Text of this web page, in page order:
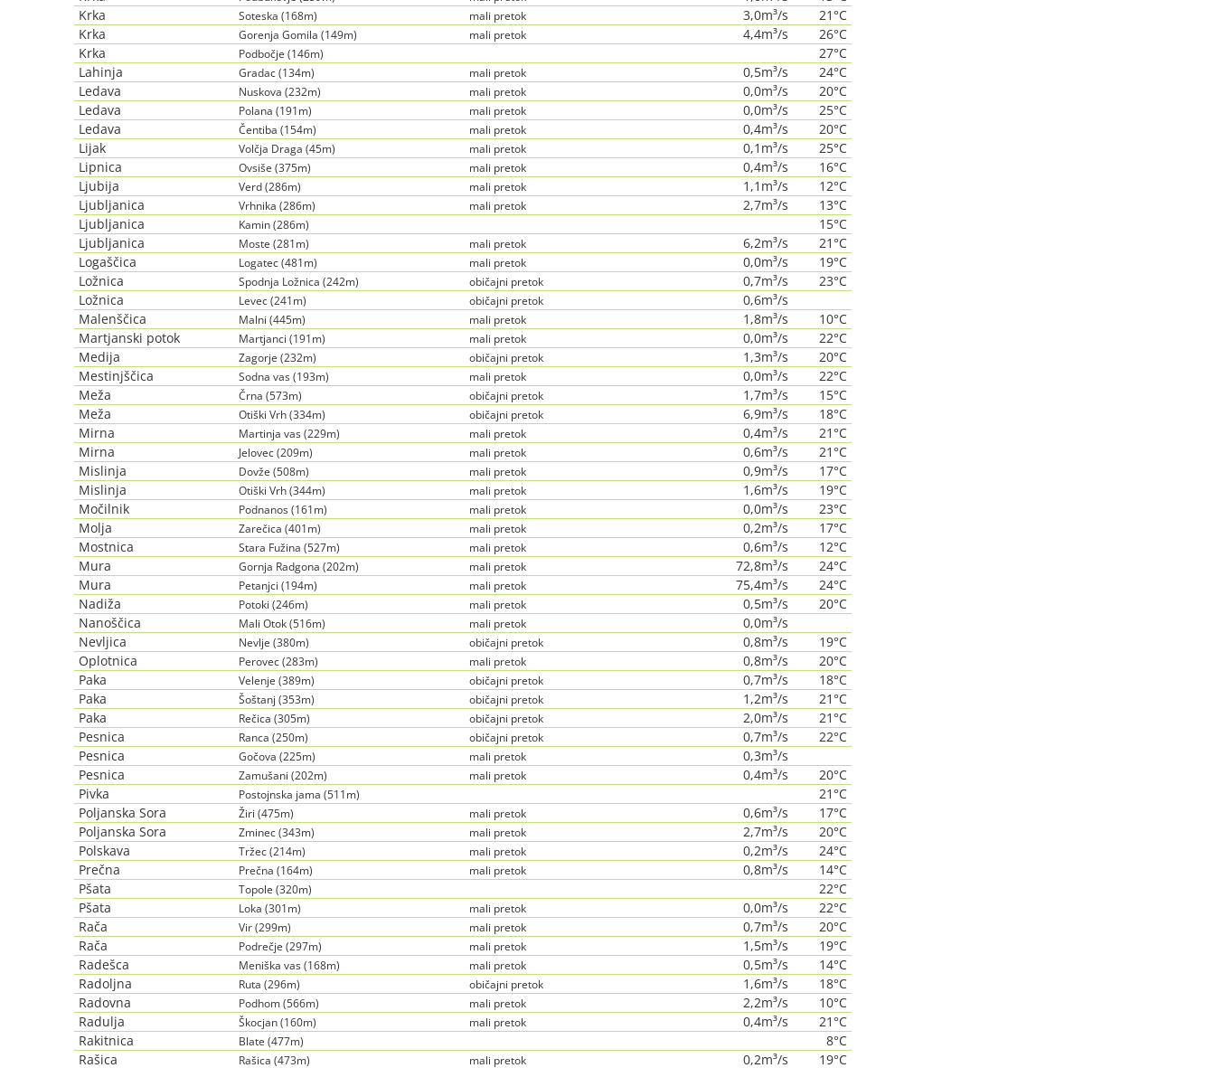
Krka
Soteska (168m) mali pretok 3,0m³/s
21°C
Krka
Gorenja Gomila (149m) mali pretok 4,4m³/s
26°C
Krka
Podbočje (146m)
27°C
Lahinja
Gradac (134m) mali pretok 0,5m³/s
24°C
Ledava
Nuskova (232m) mali pretok 0,0m³/s
20°C
Ledava
Polana (191m) mali pretok 0,0m³/s
25°C
Ledava
Čentiba (154m) mali pretok 0,4m³/s
20°C
Lijak
Volčja Draga (45m) mali pretok 0,1m³/s
25°C
Lipnica
Ovsiše (375m) mali pretok 0,4m³/s
16°C
Ljubija
Verd (286m) mali pretok 1,1m³/s
12°C
Ljubljanica
Vrhnika (286m) mali pretok 2,7m³/s
13°C
Ljubljanica
Kamin (286m)
15°C
Ljubljanica
Moste (281m) mali pretok 6,2m³/s
21°C
Logaščica
Logatec (481m) mali pretok 0,0m³/s
19°C
Ložnica
Spodnja Ložnica (242m) običajni pretok 0,7m³/s
23°C
Ložnica
Levec (241m) običajni pretok
0,6m³/s
Malenščica
Malni (445m) mali pretok 1,8m³/s
10°C
Martjanski potok
Martjanci (191m) mali pretok 0,0m³/s
22°C
Medija
Zagorje (232m) običajni pretok 1,3m³/s
20°C
Mestinjščica
Sodna vas (193m) mali pretok 0,0m³/s
22°C
Meža
Črna (573m) običajni pretok 1,7m³/s
15°C
Meža
Otiški Vrh (334m) običajni pretok 6,9m³/s
18°C
Mirna
Martinja vas (229m) mali pretok 0,4m³/s
21°C
Mirna
Jelovec (209m) mali pretok 0,6m³/s
21°C
Mislinja
Dovže (508m) mali pretok 0,9m³/s
17°C
Mislinja
Otiški Vrh (344m) mali pretok 1,6m³/s
19°C
Močilnik
Podnanos (161m) mali pretok 0,0m³/s
23°C
Molja
Zarečica (401m) mali pretok 0,2m³/s
17°C
Mostnica
Stara Fužina (527m) mali pretok 0,6m³/s
12°C
Mura
Gornja Radgona (202m) mali pretok 72,8m³/s
24°C
Mura
Petanjci (194m) mali pretok 75,4m³/s
24°C
Nadiža
Potoki (246m) mali pretok 0,5m³/s
20°C
Nanoščica
Mali Otok (516m) mali pretok
0,0m³/s
Nevljica
Nevlje (380m) običajni pretok 0,8m³/s
19°C
Oplotnica
Perovec (283m) mali pretok 0,8m³/s
20°C
Paka
Velenje (389m) običajni pretok 0,7m³/s
18°C
Paka
Šoštanj (353m) običajni pretok 1,2m³/s
21°C
Paka
Rečica (305m) običajni pretok 2,0m³/s
21°C
Pesnica
Ranca (250m) običajni pretok 0,7m³/s
22°C
Pesnica
Gočova (225m) mali pretok
0,3m³/s
Pesnica
Zamušani (202m) mali pretok 0,4m³/s
20°C
Pivka
Postojnska jama (511m)
21°C
Poljanska Sora
Žiri (475m) mali pretok 0,6m³/s
17°C
Poljanska Sora
Zminec (343m) mali pretok 2,7m³/s
20°C
Polskava
Tržec (214m) mali pretok 0,2m³/s
24°C
Prečna
Prečna (164m) mali pretok 0,8m³/s
14°C
Pšata
Topole (320m)
22°C
Pšata
Loka (301m) mali pretok 0,0m³/s
22°C
Rača
Vir (299m) mali pretok 0,7m³/s
20°C
Rača
Podrečje (297m) mali pretok 1,5m³/s
19°C
Radešca
Meniška vas (168m) mali pretok 0,5m³/s
14°C
Radoljna
Ruta (296m) običajni pretok 1,6m³/s
18°C
Radovna
Podhom (566m) mali pretok 2,2m³/s
10°C
Radulja
Škocjan (160m) mali pretok 0,4m³/s
21°C
Rakitnica
Blate (477m)
8°C
Rašica
Rašica (473m) mali pretok 0,2m³/s 19°C